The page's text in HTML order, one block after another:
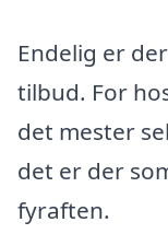
Endelig er
tilbud. For
det mester
det er der
fyraften.